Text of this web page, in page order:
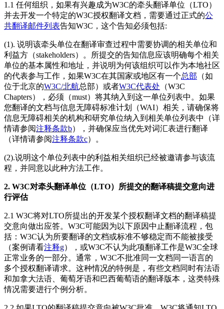
1.1 任何组织，如果有兴趣成为W3C的牵头翻译单位（LTO）
并去开发一个特定的W3C授权翻译文档，需要通过正式的公
共翻译邮件列表告知W3C，这个告知必须包括:
(1). 说明该牵头单位在翻译审查过程中需要协调的相关单位和
利益方（stakeholders）。所提交的告知信息应该明确每个相关
单位的基本属性和地址，并说明为何该组织可以作为本地社区
的代表参与工作，如果W3C在其国家或地区有一个总部 （如
位于北京的W3C/北航总部）或者W3C代表处 （W3C
Chapters），必须（must）将其纳入到这一单位列表中。如果
您翻译的文档与信息无障碍标准计划（WAI）相关，请确保将
信息无障碍相关的机构和研究单位纳入到相关单位列表中（详
情请参阅注释条款b），并确保应当优先对词汇表进行翻译
（详情请参阅注释条款c）。
(2).说明这个单位列表中的利益相关组织已经被邀请参与该流
程，并同意以此种方法工作。
2. W3C对牵头翻译单位（LTO）所提交的翻译稿提交意向进
行评估
2.1 W3C将对LTO所提出的开发某个授权翻译文档的翻译稿提
交意向做出应答。W3C可能因为以下原因中止翻译流程，包
括：W3C认为所要翻译的文档或标准不够稳定而不能被接受
（案例请看注释g），或W3C不认为此项翻译工作是W3C全球
正常业务的一部分。通常，W3C不批准同一文档同一语言的
多个授权翻译请求。这种情况的特例是，有些文档同时有法语
和加拿大法语、葡萄牙语和巴西葡萄语的翻译版本，这类特殊
情况需要进行个例分析。